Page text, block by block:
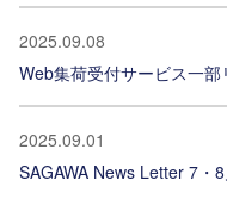
2025.09.08
Web集荷受付サービス一
2025.09.01
SAGAWA News Letter 7・